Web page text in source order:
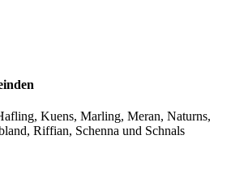
Kuens, Marling, Meran, Naturns,
Riffian, Schenna und Schnals